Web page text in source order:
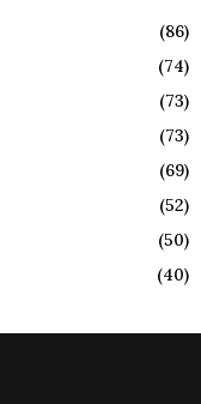
(86)
(74)
(73)
(73)
(69)
(52)
(50)
(40)